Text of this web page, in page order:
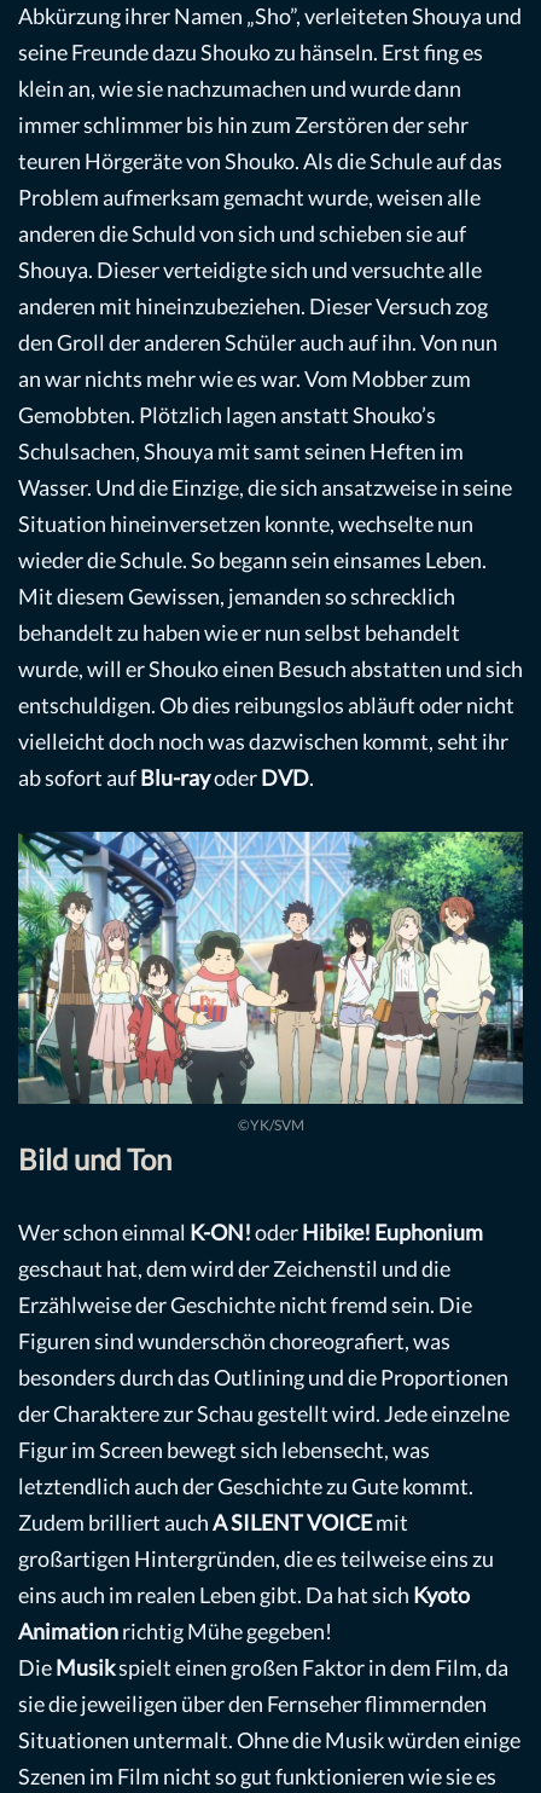
Abkürzung ihrer Namen „Sho”, verleiteten Shouya und
seine Freunde dazu Shouko zu hänseln. Erst fing es
klein an, wie sie nachzumachen und wurde dann
immer schlimmer bis hin zum Zerstören der sehr
teuren Hörgeräte von Shouko. Als die Schule auf das
Problem aufmerksam gemacht wurde, weisen alle
anderen die Schuld von sich und schieben sie auf
Shouya. Dieser verteidigte sich und versuchte alle
anderen mit hineinzubeziehen. Dieser Versuch zog
den Groll der anderen Schüler auch auf ihn. Von nun
an war nichts mehr wie es war. Vom Mobber zum
Gemobbten. Plötzlich lagen anstatt Shouko’s
Schulsachen, Shouya mit samt seinen Heften im
Wasser. Und die Einzige, die sich ansatzweise in seine
Situation hineinversetzen konnte, wechselte nun
wieder die Schule. So begann sein einsames Leben.
Mit diesem Gewissen, jemanden so schrecklich
behandelt zu haben wie er nun selbst behandelt
wurde, will er Shouko einen Besuch abstatten und sich
entschuldigen. Ob dies reibungslos abläuft oder nicht
vielleicht doch noch was dazwischen kommt, seht ihr
ab sofort aufBlu-rayoderDVD.
©YK/SVM
Bild und Ton
Wer schon einmal K-ON!oderHibike! Euphonium
geschaut hat, dem wird der Zeichenstil und die
Erzählweise der Geschichte nicht fremd sein. Die
Figuren sind wunderschön choreografiert, was
besonders durch das Outlining und die Proportionen
der Charaktere zur Schau gestellt wird. Jede einzelne
Figur im Screen bewegt sich lebensecht, was
letztendlich auch der Geschichte zu Gute kommt.
Zudem brilliert auchA SILENT VOICEmit
großartigen Hintergründen, die es teilweise eins zu
eins auch im realen Leben gibt. Da hat sich Kyoto
Animationrichtig Mühe gegeben!
DieMusikspielt einen großen Faktor in dem Film, da
sie die jeweiligen über den Fernseher flimmernden
Situationen untermalt. Ohne die Musik würden einige
Szenen im Film nicht so gut funktionieren wie sie es